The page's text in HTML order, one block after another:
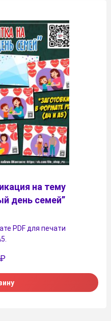
на тему
день семей”
PDF для печати
₽